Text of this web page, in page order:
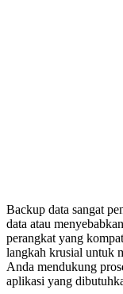
Backup data sangat
data atau
perangkat yang
langkah krusial untuk
Anda mendukung
aplikasi yang